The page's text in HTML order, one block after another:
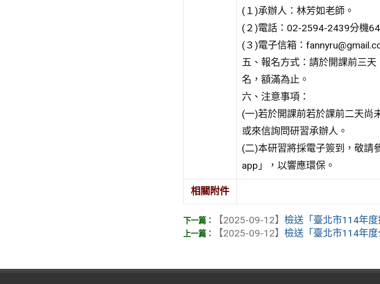
(１)承辦人：林芳如老師。
(２)電話：02-2594-2439分機
(３)電子信箱：
五、報名方式：請於開課前三
名，額滿為止。
六、注意事項：
(一)若於開課前若於課前二天尚
或來信詢問研習承辦人。
(二)本研習將採電子簽到，敬請
app」，以響應環保。
相關附件
【2025-09-12】檢送「臺北市114年
【2025-09-12】檢送「臺北市114年